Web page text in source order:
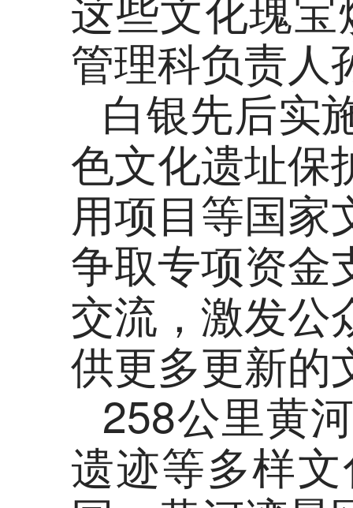
管理科负责人
白银先后实
色文化遗址保
用项目等国家
争取专项资金
交流，激发公
供更多更新的
258公里黄
遗迹等多样